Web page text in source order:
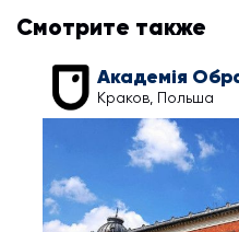
Смотрите также
Краков, Польша